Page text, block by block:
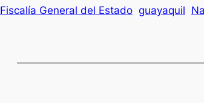
Fiscalía General del Estado guayaquil